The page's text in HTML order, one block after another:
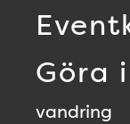
Göra
vandring